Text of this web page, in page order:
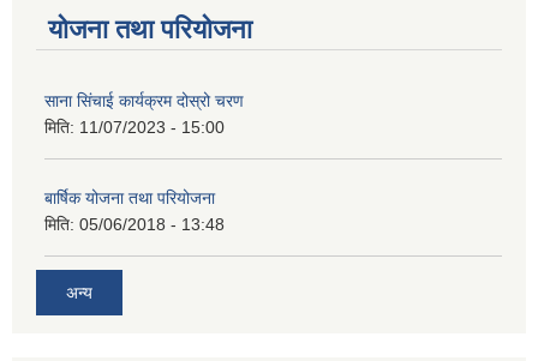
योजना तथा परियोजना
साना सिंचाई कार्यक्रम दोस्रो चरण
मिति: 11/07/2023 - 15:00
बार्षिक योजना तथा परियोजना
मिति: 05/06/2018 - 13:48
अन्य